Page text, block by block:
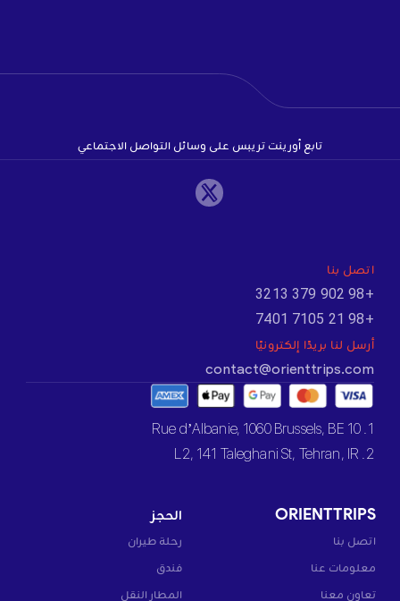
تابع أورينت تريبس على وسائل التواصل الاجتماعي
اتصل بنا
+98 902 379 3213
+98 21 7105 7401
أرسل لنا بريدًا إلكترونيًا
contact@orienttrips.com
1. 10 Rue d’Albanie, 1060 Brussels, BE
2. L2, 141 Taleghani St, Tehran, IR
ORIENTTRIPS
اتصل بنا
معلومات عنا
تعاون معنا
الحجز
رحلة طيران
فندق
المطار النقل